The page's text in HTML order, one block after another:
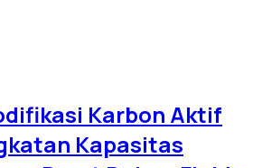
Karbon Aktif
Kapasitas